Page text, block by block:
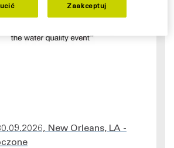
New Orleans, LA -
Zaakceptuj